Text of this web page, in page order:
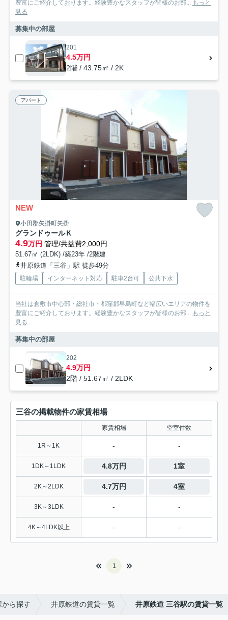
豊富にご紹介しております。経験豊かなスタッフが皆様のお部... もっと
見る
募集中の部屋
201
4.5万円
2階 / 43.75㎡ / 2K
アパート
NEW
小田郡矢掛町矢掛
グランドゥールＫ
4.9万円 管理/共益費2,000円
51.67㎡ (2LDK) /築23年 /2階建
井原鉄道「三谷」駅 徒歩49分
駐輪場 インターネット対応 駐車2台可 公共下水
当社は倉敷市中心部・総社市・都窪郡早島町など幅広いエリアの物件を
豊富にご紹介しております。経験豊かなスタッフが皆様のお部... もっと
見る
募集中の部屋
202
4.9万円
2階 / 51.67㎡ / 2LDK
三谷の掲載物件の家賃相場
家賃相場 空室件数
1R～1K - -
1DK～1LDK 4.8万円 1室
2K～2LDK 4.7万円 4室
3K～3LDK - -
4K～4LDK以上 - -
1
ら探す 井原鉄道の賃貸一覧 井原鉄道 三谷駅の賃貸一覧